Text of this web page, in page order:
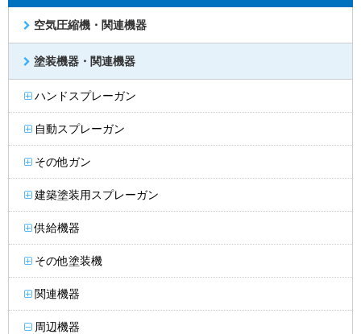
空気圧縮機・関連機器
塗装機器・関連機器
ハンドスプレーガン
自動スプレーガン
その他ガン
建築塗装用スプレーガン
供給機器
その他塗装機
関連機器
周辺機器